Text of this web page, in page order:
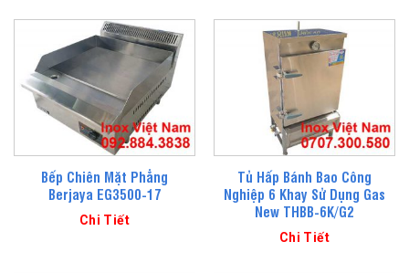
Bếp Chiên Mặt Phẳng
Berjaya EG3500-17
Chi Tiết
Tủ Hấp Bánh Bao Công
Nghiệp 6 Khay Sử Dụng Gas
New THBB-6K/G2
Chi Tiết